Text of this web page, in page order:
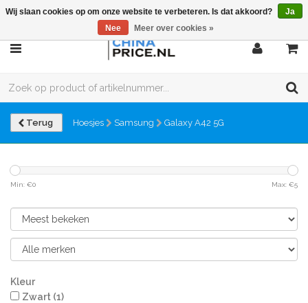
Terug Hoesjes Samsung Galaxy A42 5G
Min: €0 Max: €5
Kleur
Zwart (1)
Wij slaan cookies op om onze website te verbeteren. Is dat akkoord?
Ja
Nee
Meer over cookies »